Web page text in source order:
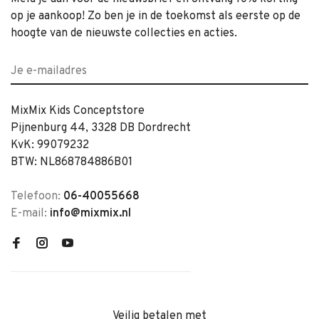
op je aankoop! Zo ben je in de toekomst als eerste op de
hoogte van de nieuwste collecties en acties.
MixMix Kids Conceptstore
Pijnenburg 44, 3328 DB Dordrecht
KvK: 99079232
BTW: NL868784886B01
Telefoon: 06-40055668
E-mail: info@mixmix.nl
Veilig betalen met